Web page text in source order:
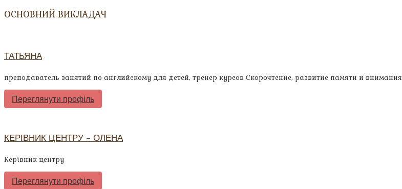
ОСНОВНИЙ ВИКЛАДАЧ
ТАТЬЯНА
преподаватель занятий по английскому для детей, тренер курсов Скорочтение, развитие памяти и внимания
Переглянути профіль
КЕРІВНИК ЦЕНТРУ – ОЛЕНА
Керівник центру
Переглянути профіль